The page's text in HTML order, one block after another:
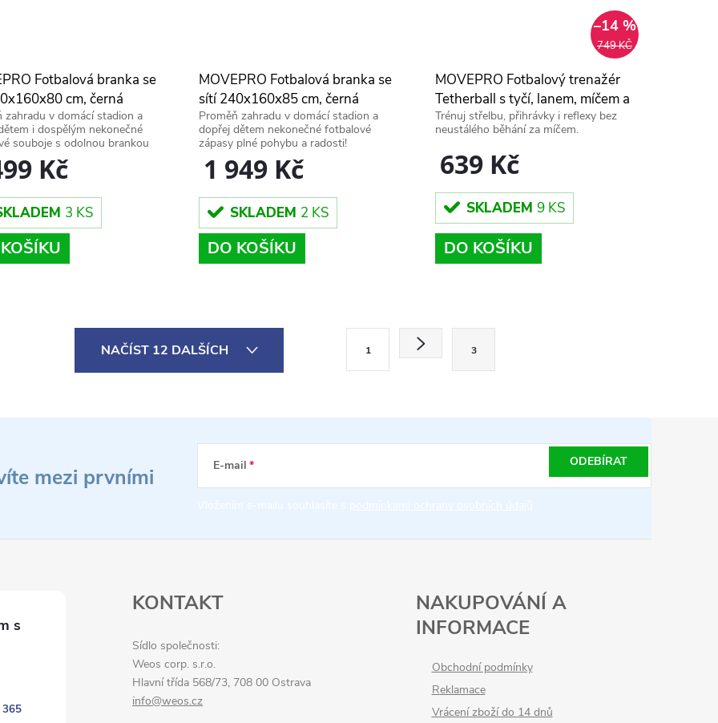
Fotbalová branka se
cm, černá
Kč
3 KS
zahradu v domácí stadion a
i dospělým nekonečné
souboje s odolnou brankou
240 × 160 cm.
MOVEPRO Fotbalová branka se
sítí 240x160x85 cm, černá
1 949 Kč
SKLADEM 2 KS
DO KOŠÍKU
Proměň zahradu v domácí stadion a
dopřej dětem nekonečné fotbalové
zápasy plné pohybu a radosti!
749 KČ
–14 %
MOVEPRO Fotbalový trenažér
Tetherball s tyčí, lanem, míčem a
pumpou
639 Kč
SKLADEM 9 KS
DO KOŠÍKU
Trénuj střelbu, přihrávky i reflexy bez
neustálého běhání za míčem.
NAČÍST 12 DALŠÍCH
n
o
á
1 3
mezi prvními E-mail ODEBÍRAT
KONTAKT
Sídlo společnosti:
Weos corp. s.r.o.
Hlavní třída 568/73, 708 00 Ostrava
info@weos.cz
NAKUPOVÁNÍ A
INFORMACE
Obchodní podmínky
Reklamace
Vrácení zboží do 14 dnů